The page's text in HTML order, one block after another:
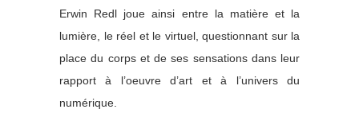
Erwin Redl joue ainsi entre la matière et la
lumière, le réel et le virtuel, questionnant sur la
place du corps et de ses sensations dans leur
rapport à l’oeuvre d’art et à l’univers du
numérique.